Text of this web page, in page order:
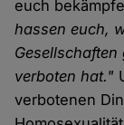
euch
hassen euch,
verboten hat."
verbotenen